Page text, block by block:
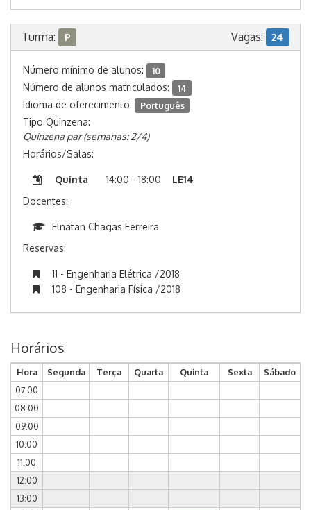
Turma: P Vagas: 24
Número mínimo de alunos: 10
Número de alunos matriculados: 14
Idioma de oferecimento: Português
Tipo Quinzena:
Quinzena par (semanas: 2/4)
Horários/Salas:
Quinta 14:00 - 18:00
LE14
Docentes:
Elnatan Chagas Ferreira
Reservas:
11 - Engenharia Elétrica /2018
108 - Engenharia Física /2018
Horários
Hora Segunda Terça Quarta Quinta Sexta
Sábado
07:00
08:00
09:00
10:00
11:00
12:00
13:00